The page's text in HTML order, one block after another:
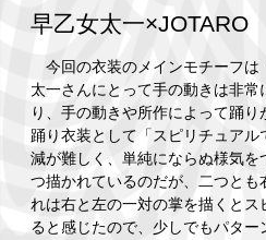
早乙女太一×JOTARO
今回の衣装のメインモチーフは
太一さんにとって手の動きは非
り、手の動きや所作によって踊
踊り衣装として「スピリチュア
減が難しく、単純にならぬ様気
つ描かれているのだが、二つとも
れは右と左の一対の掌を描くと
ると感じたので、少しでもパター